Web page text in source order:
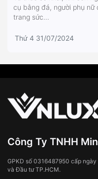
cụ bằng đá, người phụ
trang sức...
Thứ 4 31/07/2024
Công Ty TNHH
GPKD số 0316487950 cấp
và Đầu tư TP.HCM.